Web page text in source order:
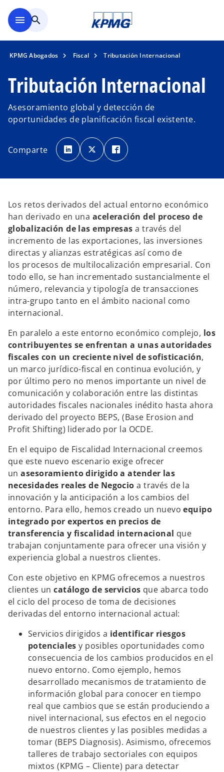
menu search
KPMG Abogados Fiscal Tributación Internacional
Tributación Internacional
Asesoramiento global y detección de
oportunidades de planificación fiscal existente.
Comparte e
a
b
p
s
t
a
a
u
v
e
a
b
p
s
a
ñ
a
u
v
e
a
p
e
s
a
a
u
e
v
Los retos derivados del actual entorno económico
han derivado en una aceleración del proceso de
globalización de las empresas a través del
incremento de las exportaciones, las inversiones
directas y alianzas estratégicas así como de
los procesos de multilocalización empresarial. Con
todo ello, se han incrementado sustancialmente el
número, relevancia y tipología de transacciones
intra-grupo tanto en el ámbito nacional como
internacional.
En paralelo a este entorno económico complejo, los
contribuyentes se enfrentan a unas autoridades
fiscales con un creciente nivel de sofisticación,
un marco jurídico-fiscal en continua evolución, y
por último pero no menos importante un nivel de
comunicación y colaboración entre las distintas
autoridades fiscales nacionales inédito hasta ahora
derivado del proyecto BEPS, (Base Erosion and
Profit Shifting) liderado por la OCDE.
En el equipo de Fiscalidad Internacional creemos
que este nuevo escenario exige ofrecer
unasesoramiento dirigido a atender las
necesidades reales de Negocio a través de la
innovación y la anticipación a los cambios del
entorno. Para ello, hemos creado un nuevoequipo
integrado por expertos en precios de
transferencia y fiscalidad internacional que
trabajan conjuntamente para ofrecer una visión y
experiencia global a nuestros clientes.
Con este objetivo en KPMG ofrecemos a nuestros
clientes uncatálogo de servicios que abarca todo
el ciclo del proceso de toma de decisiones
derivadas del entorno internacional actual:
Servicios dirigidos a identificar riesgos
potenciales y posibles oportunidades como
consecuencia de los cambios producidos en el
nuevo entorno. Como ejemplo, hemos
desarrollado mecanismos de tratamiento de
información global para conocer en tiempo
real que cambios que se están produciendo a
nivel internacional, sus efectos en el negocio
de nuestros clientes y las posibles medidas a
tomar (BEPS Diagnosis). Asimismo, ofrecemos
talleres de trabajo sectoriales con equipos
mixtos (KPMG – Cliente) para detectar